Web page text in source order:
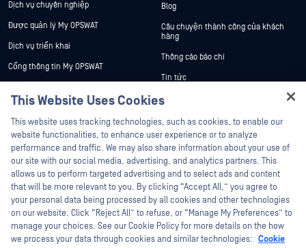
Dịch vụ chuyên nghiệp
Được quản lý My OPSWAT
Dịch vụ triển khai
Cổng thông tin My OPSWAT
Chương trình Xử lý Lỗ hổng Bảo mật
Đối tác
Chứng nhận
Đối tác công nghệ
Chương trình đối tác kênh phân phối
Blog
Câu chuyện thành công của khách
hàng
Thông cáo báo chí
Tin tức
Sự kiện
Hội thảo trên trực tuyến
Datasheets
White Papers
Công cụ miễn phí
©2026 OPSWAT Công ty TNHH. Mọi quyền được bảo lưu. OPSWAT , MetaDefender
This Website Uses Cookies
This website uses tracking technologies, such as cookies, to enable our
website functionalities, to enhance user experience or to analyze
performance and traffic. We may also share information about your use of
our site with our social media, advertising, and analytics partners. This
allows us to perform targeted advertising and to select ads and content
that will be more relevant to you. By clicking “Accept All,” you agree to
your personal data being processed by all cookies and other technologies
on our website. Click “Reject All” to refuse, or “Manage My Preferences” to
manage your choices. See our Cookie Policy for more details on the how
we process your data through cookies and similar technologies: Cookie
Hey there!
I'm Ozzy, your OPSWAT virtual assistant.
How can I help you secure what's critical
today?